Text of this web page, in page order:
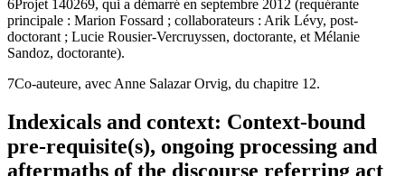
6Projet 140269, qui a démarré en septembre 2012 (requérante
principale : Marion Fossard ; collaborateurs : Arik Lévy, post-
doctorant ; Lucie Rousier-Vercruyssen, doctorante, et Mélanie
Sandoz, doctorante).
7Co-auteure, avec Anne Salazar Orvig, du chapitre 12.
Indexicals and context: Context-bound
pre-requisite(s), ongoing processing and
aftermaths of the discourse referring act